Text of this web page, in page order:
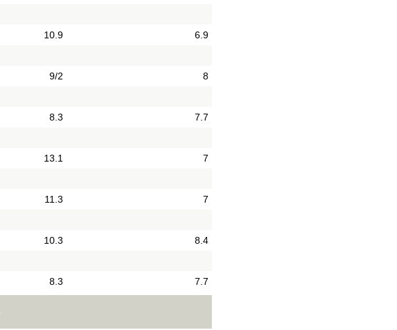
10.9
6.9
9/2
8
8.3
7.7
13.1
7
11.3
7
10.3
8.4
8.3 7.7